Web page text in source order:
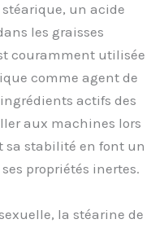
un acide
les graisses
couramment utilisée
comme agent de
actifs des
aux machines lors
sa stabilité en font un
propriétés inertes.
la stéarine de